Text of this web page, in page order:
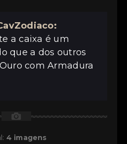
a caixa é um
que a dos outros
com Armadura
📷
4 imagens